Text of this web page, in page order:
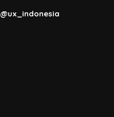
@ux_indonesia